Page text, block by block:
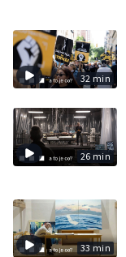
32 min
26 min
33 min